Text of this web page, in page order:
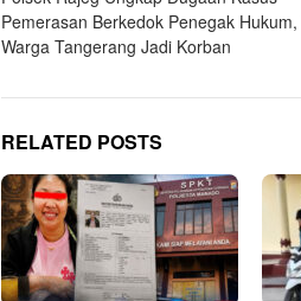
Pemerasan Berkedok Penegak
Warga Tangerang Jadi Korban
RELATED POSTS